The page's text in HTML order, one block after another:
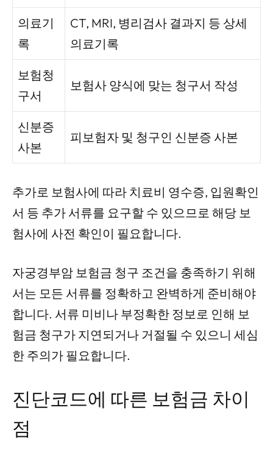
의료기
록
CT, MRI, 병리검사 결과지 등 상세
의료기록
보험청
구서
보험사 양식에 맞는 청구서 작성
신분증
사본
피보험자 및 청구인 신분증 사본
추가로 보험사에 따라 치료비 영수증, 입원확인
서 등 추가 서류를 요구할 수 있으므로 해당 보
험사에 사전 확인이 필요합니다.
자궁경부암 보험금 청구 조건을 충족하기 위해
서는 모든 서류를 정확하고 완벽하게 준비해야
합니다. 서류 미비나 부정확한 정보로 인해 보
험금 청구가 지연되거나 거절될 수 있으니 세심
한 주의가 필요합니다.
진단코드에 따른 보험금 차이
점